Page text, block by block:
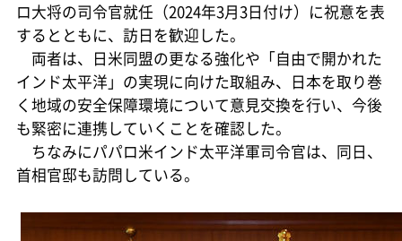
ロ大将の司令官就任（2024年3月3日付け）に祝意を表
するとともに、訪日を歓迎した。
両者は、日米同盟の更なる強化や「自由で開かれた
インド太平洋」の実現に向けた取組み、日本を取り巻
く地域の安全保障環境について意見交換を行い、今後
も緊密に連携していくことを確認した。
ちなみにパパロ米インド太平洋軍司令官は、同日、
首相官邸も訪問している。